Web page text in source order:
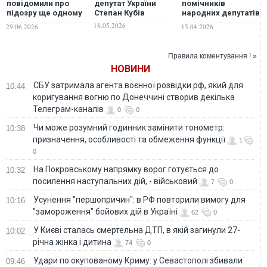
повідомили про
підозру ще одному
чинному
народному
29.06.2026
депутат України
Степан Кубів
18.05.2026
помічників
народних депутатів
України, які
займалися
15.04.2026
Правила коментування ! »
НОВИНИ
10:44
СБУ затримала агента воєнної розвідки рф, який для
коригування вогню по Донеччині створив декілька
Телеграм-каналів
0 0
10:38
Чи може розумний годинник замінити тонометр:
призначення, особливості та обмеження функції
1
0
10:32
На Покровському напрямку ворог готується до
посилення наступальних дій, - військовий
7 0
10:16
Усунення "першопричин": в РФ повторили вимогу для
"замороження" бойових дій в Україні
62 0
10:02
У Києві сталась смертельна ДТП, в якій загинули 27-
річна жінка і дитина
74 0
09:46
Удари по окупованому Криму: у Севастополі збивали